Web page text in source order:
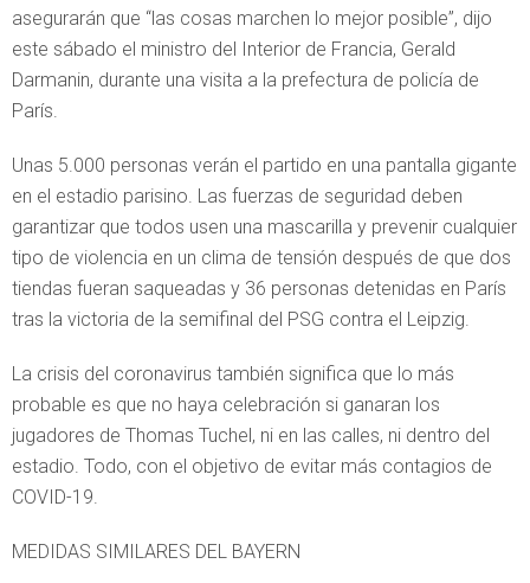
asegurarán que “las cosas marchen lo mejor posible”, dijo
este sábado el ministro del Interior de Francia, Gerald
Darmanin, durante una visita a la prefectura de policía de
París.
Unas 5.000 personas verán el partido en una pantalla gigante
en el estadio parisino. Las fuerzas de seguridad deben
garantizar que todos usen una mascarilla y prevenir cualquier
tipo de violencia en un clima de tensión después de que dos
tiendas fueran saqueadas y 36 personas detenidas en París
tras la victoria de la semifinal del PSG contra el Leipzig.
La crisis del coronavirus también significa que lo más
probable es que no haya celebración si ganaran los
jugadores de Thomas Tuchel, ni en las calles, ni dentro del
estadio. Todo, con el objetivo de evitar más contagios de
COVID-19.
MEDIDAS SIMILARES DEL BAYERN